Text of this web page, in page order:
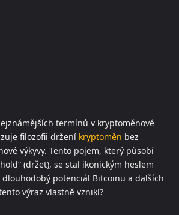
termínů v kryptoměnové
filozofii držení kryptoměn bez
výkyvy. Tento pojem, který působí
(držet), se stal ikonickým heslem
potenciál Bitcoinu a dalších
výraz vlastně vznikl?